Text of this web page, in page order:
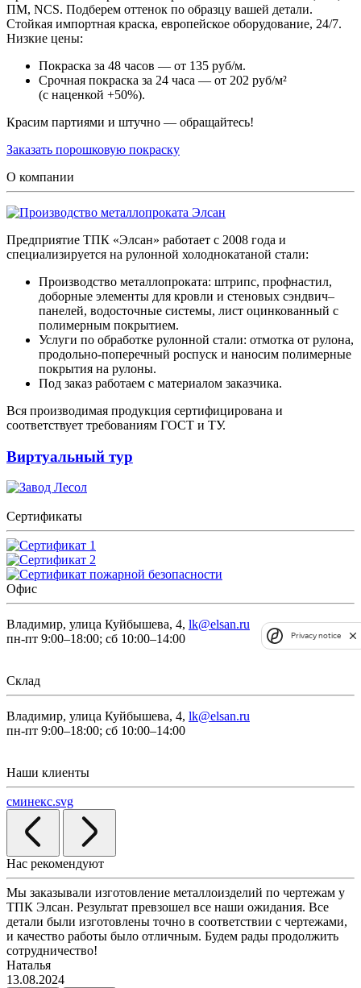
ПМ, NCS. Подберем оттенок по образцу вашей детали.
Стойкая импортная краска, европейское оборудование, 24/7.
Низкие цены:
Покраска за 48 часов — от 135 руб/м.
Срочная покраска за 24 часа — от 202 руб/м²
(с наценкой +50%).
Красим партиями и штучно — обращайтесь!
Заказать порошковую покраску
О компании
Предприятие ТПК «Элсан» работает с 2008 года и
специализируется на рулонной холоднокатаной стали:
Производство металлопроката: штрипс, профнастил,
доборные элементы для кровли и стеновых сэндвич–
панелей, водосточные системы, лист оцинкованный с
полимерным покрытием.
Услуги по обработке рулонной стали: отмотка от рулона,
продольно-поперечный роспуск и наносим полимерные
покрытия на рулоны.
Под заказ работаем с материалом заказчика.
Вся производимая продукция сертифицирована и
соответствует требованиям ГОСТ и ТУ.
Виртуальный тур
Сертификаты
Офис
Владимир, улица Куйбышева, 4, lk@elsan.ru
пн-пт 9:00–18:00; сб 10:00–14:00
Склад
Владимир, улица Куйбышева, 4, lk@elsan.ru
пн-пт 9:00–18:00; сб 10:00–14:00
Наши клиенты
сминекс.svg
Нас рекомендуют
Мы заказывали изготовление металлоизделий по чертежам у
ТПК Элсан. Результат превзошел все наши ожидания. Все
детали были изготовлены точно в соответствии с чертежами,
и качество работы было отличным. Будем рады продолжить
сотрудничество!
Наталья
13.08.2024
Privacy notice